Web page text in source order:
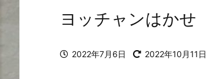
ヨッチャンはかせ
2022年7月6日 2022年10月11日